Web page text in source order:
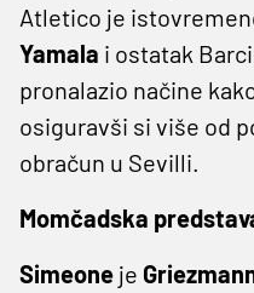
Atletico je
Yamala i ostatak
pronalazio načine
osiguravši si više od
obračun u Sevilli.
Momčadska
Simeone je